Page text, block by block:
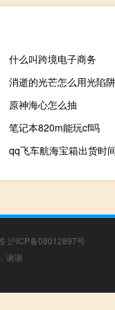
什么叫跨境电子商务
消逝的光芒怎么用光陷阱
原神海心怎么抽
笔记本820m能玩cf吗
qq飞车航海宝箱出货时
沪ICP备08012897号
谢谢